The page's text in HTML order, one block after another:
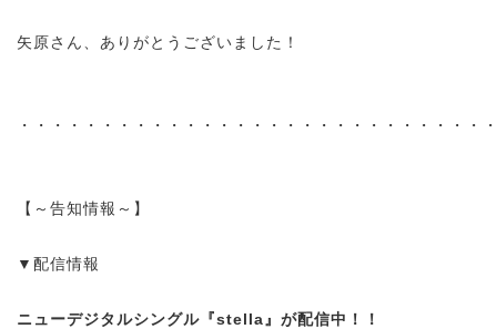
矢原さん、ありがとうございました！
・・・・・・・・・・・・・・・・・・・・・・・・・・・・
【～告知情報～】
▼配信情報
ニューデジタルシングル『stella』が配信中！！